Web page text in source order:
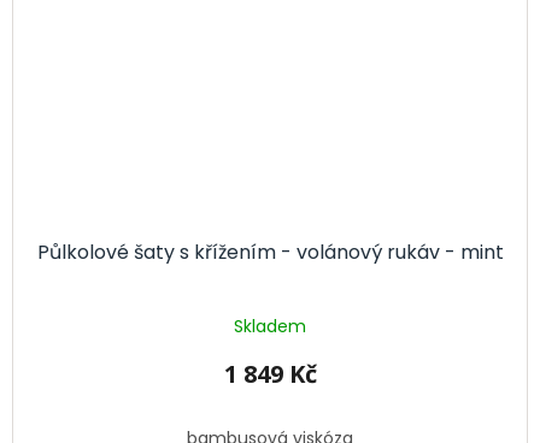
Půlkolové šaty s křížením - volánový rukáv - mint
Skladem
1 849 Kč